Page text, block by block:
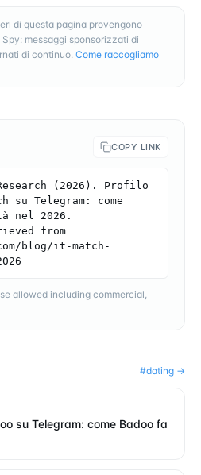
di questa pagina provengono
messaggi sponsorizzati di
di continuo. Come raccogliamo
COPY LINK
(2026). Profilo
su Telegram: come
nel 2026.
from
blog/it-match-
allowed including commercial,
#dating →
su Telegram: come Badoo fa